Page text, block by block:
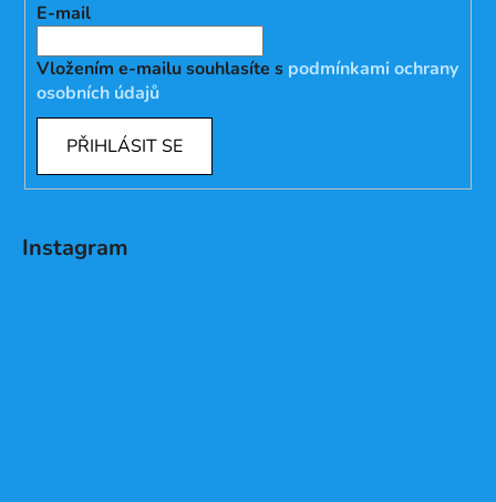
E-mail
Vložením e-mailu souhlasíte s podmínkami ochrany
osobních údajů
PŘIHLÁSIT SE
Instagram